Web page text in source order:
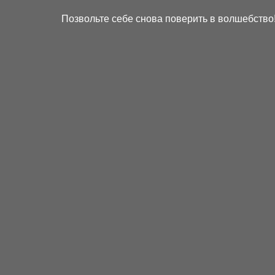
Позвольте себе снова поверить в